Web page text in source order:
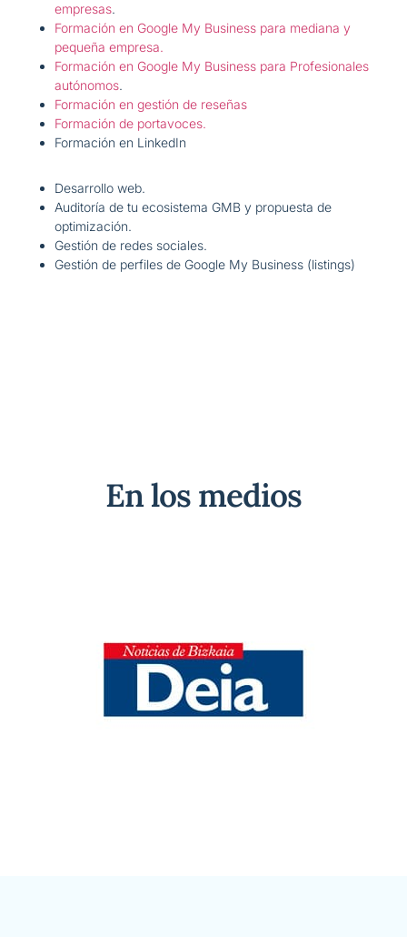
empresas.
Formación en Google My Business para mediana y
pequeña empresa.
Formación en Google My Business para Profesionales
autónomos.
Formación en gestión de reseñas
Formación de portavoces.
Formación en LinkedIn
Desarrollo web.
Auditoría de tu ecosistema GMB y propuesta de
optimización.
Gestión de redes sociales.
Gestión de perfiles de Google My Business (listings)
En los medios